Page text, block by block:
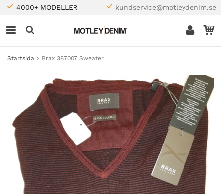
4000+ MODELLER kundservice@motleydenim.se
Startsida Brax 387007 Sweater